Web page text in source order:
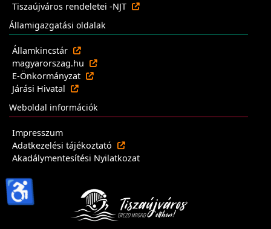
Tiszaújváros rendeletei -NJT
Államigazgatási oldalak
Államkincstár
magyarorszag.hu
E-Önkormányzat
Járási Hivatal
Weboldal információk
Impresszum
Adatkezelési tájékoztató
Akadálymentesítési Nyilatkozat